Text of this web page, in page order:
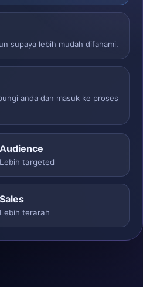
supaya lebih mudah difahami.
anda dan masuk ke proses
Audience
Lebih targeted
Sales
Lebih terarah